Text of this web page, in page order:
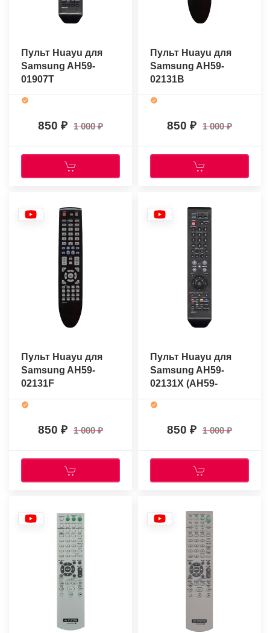
Пульт Huayu для
Samsung AH59-
01907T
850 1 000
Пульт Huayu для
Samsung AH59-
02131B
850 1 000
Пульт Huayu для
Samsung AH59-
02131F
850 1 000
Пульт Huayu для
Samsung AH59-
02131X (AH59-
01951E)
850 1 000